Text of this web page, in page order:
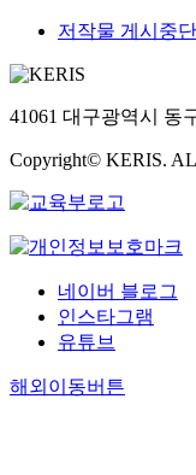
저작물 게시중
41061 대구광역시 동
Copyright© KERIS.
네이버 블로그
인스타그램
유튜브
해외이동버튼